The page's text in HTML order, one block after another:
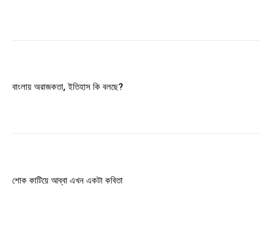
বাংলায় অরাজকতা, ইতিহাস কি বলছে?
শোক কাটিয়ে আব্বা এখন একটা কবিতা